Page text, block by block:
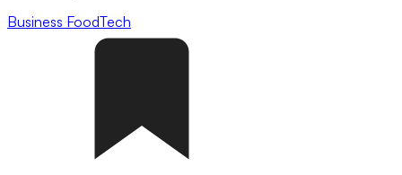
Business FoodTech